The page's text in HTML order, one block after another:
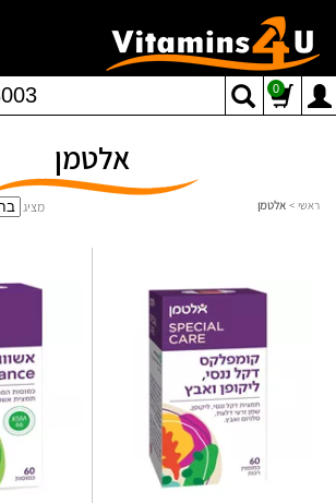
המרכזי
0
אלטמן
ראשי > אלטמן מציג